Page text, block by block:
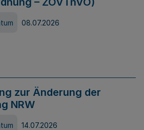
08.07.2026
zur Änderung der
NRW
14.07.2026